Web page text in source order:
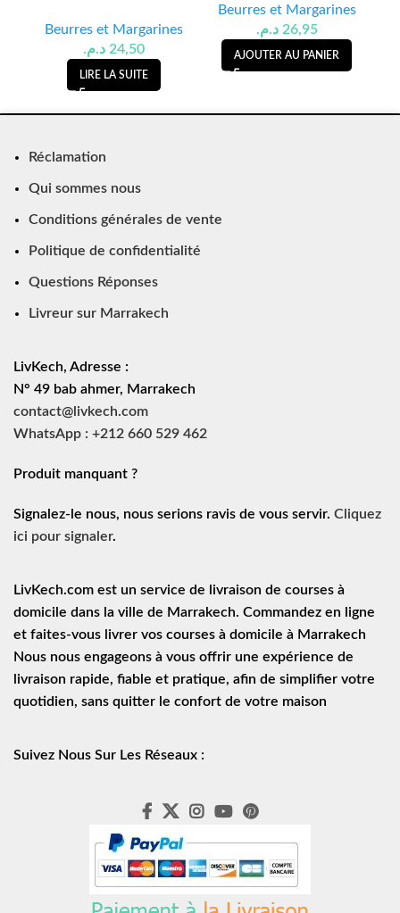
Beurres et Margarines
24,50 د.م.
LIRE LA SUITE
Beurres et Margarines
26,95 د.م.
AJOUTER AU PANIER
Réclamation
Qui sommes nous
Conditions générales de vente
Politique de confidentialité
Questions Réponses
Livreur sur Marrakech
LivKech, Adresse :
N° 49 bab ahmer, Marrakech
contact@livkech.com
WhatsApp : +212 660 529 462
Produit manquant ?
Signalez-le nous, nous serions ravis de vous servir. Cliquez
ici pour signaler.
LivKech.com est un service de
livraison de courses à
domicile dans la ville de Marrakech. Commandez en ligne
et faites-vous livrer vos courses à domicile à Marrakech
Nous nous engageons à vous offrir une expérience de
livraison rapide, fiable et pratique, afin de simplifier votre
quotidien, sans quitter le confort de votre maison
Suivez Nous Sur Les Réseaux :